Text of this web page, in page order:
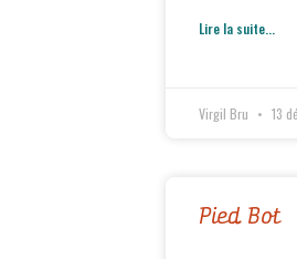
Lire la suite...
Virgil Bru 13
Pied Bot